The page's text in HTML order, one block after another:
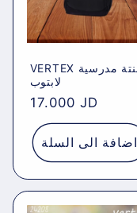
VERTEX شنتة مدرسية
لابتوب
Regular
price
17.000 JD
اضافة الى السلة